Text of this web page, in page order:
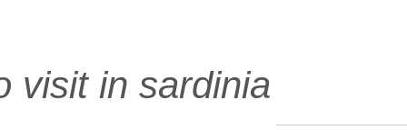
visit in sardinia